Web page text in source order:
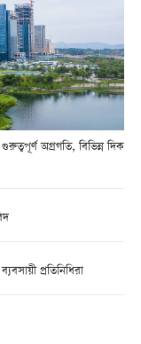
অগ্রগতি, বিভিন্ন দিক
প্রতিনিধিরা